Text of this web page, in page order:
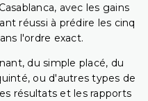
avec les gains
réussi à prédire les cinq
l'ordre exact.
du simple placé, du
ou d'autres types de
résultats et les rapports